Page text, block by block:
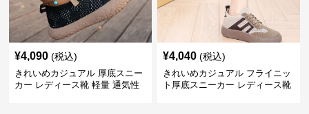
¥4,090 (税込)
きれいめカジュアル 厚底スニー
カー レディース靴 軽量 通気性
¥4,040 (税込)
きれいめカジュアル フライニッ
ト厚底スニーカー レディース靴